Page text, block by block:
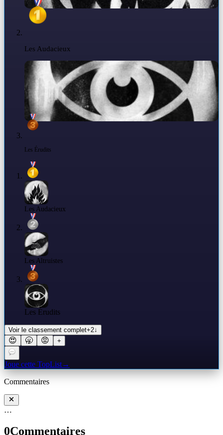
Les Audacieux
Les Érudits
Les Audacieux
Les Altruistes
Les Érudits
Voir le classement complet+2↓
😍 🥱 😡 +
Joue cette TopList→
Commentaires
…
0Commentaires